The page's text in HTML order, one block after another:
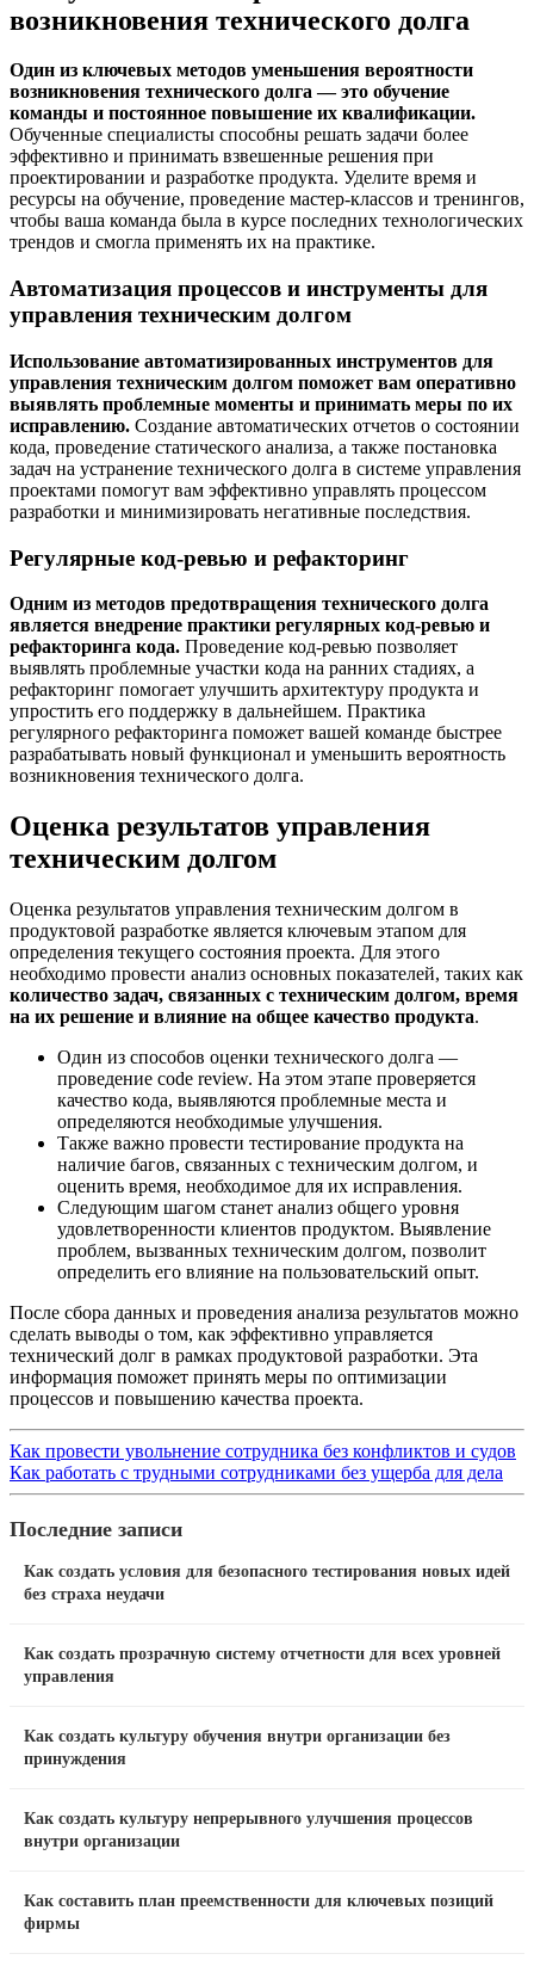
возникновения технического долга
Один из ключевых методов уменьшения вероятности
возникновения технического долга — это обучение
команды и постоянное повышение их квалификации.
Обученные специалисты способны решать задачи более
эффективно и принимать взвешенные решения при
проектировании и разработке продукта. Уделите время и
ресурсы на обучение, проведение мастер-классов и тренингов,
чтобы ваша команда была в курсе последних технологических
трендов и смогла применять их на практике.
Автоматизация процессов и инструменты для
управления техническим долгом
Использование автоматизированных инструментов для
управления техническим долгом поможет вам оперативно
выявлять проблемные моменты и принимать меры по их
исправлению. Создание автоматических отчетов о состоянии
кода, проведение статического анализа, а также постановка
задач на устранение технического долга в системе управления
проектами помогут вам эффективно управлять процессом
разработки и минимизировать негативные последствия.
Регулярные код-ревью и рефакторинг
Одним из методов предотвращения технического долга
является внедрение практики регулярных код-ревью и
рефакторинга кода. Проведение код-ревью позволяет
выявлять проблемные участки кода на ранних стадиях, а
рефакторинг помогает улучшить архитектуру продукта и
упростить его поддержку в дальнейшем. Практика
регулярного рефакторинга поможет вашей команде быстрее
разрабатывать новый функционал и уменьшить вероятность
возникновения технического долга.
Оценка результатов управления
техническим долгом
Оценка результатов управления техническим долгом в
продуктовой разработке является ключевым этапом для
определения текущего состояния проекта. Для этого
необходимо провести анализ основных показателей, таких как
количество задач, связанных с техническим долгом, время
на их решение и влияние на общее качество продукта.
Один из способов оценки технического долга —
проведение code review. На этом этапе проверяется
качество кода, выявляются проблемные места и
определяются необходимые улучшения.
Также важно провести тестирование продукта на
наличие багов, связанных с техническим долгом, и
оценить время, необходимое для их исправления.
Следующим шагом станет анализ общего уровня
удовлетворенности клиентов продуктом. Выявление
проблем, вызванных техническим долгом, позволит
определить его влияние на пользовательский опыт.
После сбора данных и проведения анализа результатов можно
сделать выводы о том, как эффективно управляется
технический долг в рамках продуктовой разработки. Эта
информация поможет принять меры по оптимизации
процессов и повышению качества проекта.
Как провести увольнение сотрудника без конфликтов и судов
Как работать с трудными сотрудниками без ущерба для дела
Последние записи
Как создать условия для безопасного тестирования новых идей
без страха неудачи
Как создать прозрачную систему отчетности для всех уровней
управления
Как создать культуру обучения внутри организации без
принуждения
Как создать культуру непрерывного улучшения процессов
внутри организации
Как составить план преемственности для ключевых позиций
фирмы